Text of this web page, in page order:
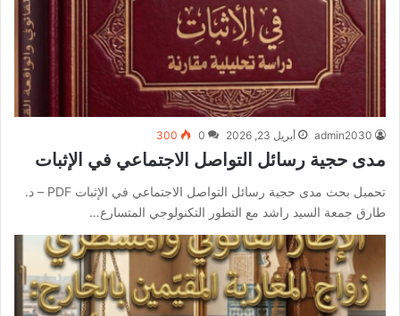
admin2030 أبريل 23, 2026 0
300
مدى حجية رسائل التواصل الاجتماعي في الإثبات
تحميل بحث مدى حجية رسائل التواصل الاجتماعي في الإثبات PDF – د.
طارق جمعة السيد راشد مع التطور التكنولوجي المتسارع…